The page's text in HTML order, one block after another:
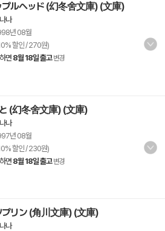
プルヘッド (幻冬舍文庫) (文庫)
나
년 08월
할인 / 270원)
면8월 18일 출고 변경
(幻冬舍文庫) (文庫)
나
년 08월
할인 / 230원)
면8월 18일 출고 변경
プリン (角川文庫) (文庫)
나